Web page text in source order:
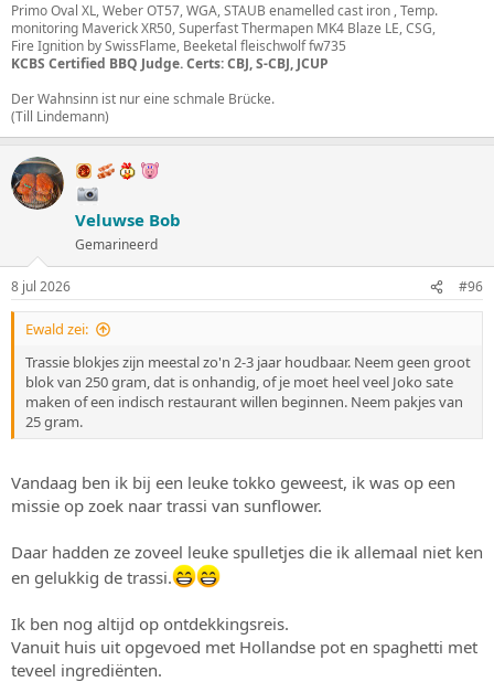
Primo Oval XL, Weber OT57, WGA, STAUB enamelled cast iron , Temp.
monitoring Maverick XR50, Superfast Thermapen MK4 Blaze LE, CSG,
Fire Ignition by SwissFlame, Beeketal fleischwolf fw735
KCBS Certified BBQ Judge. Certs: CBJ, S-CBJ, JCUP
Der Wahnsinn ist nur eine schmale Brücke.
(Till Lindemann)
Veluwse Bob
Gemarineerd
8 jul 2026 #96
Ewald zei:
Trassie blokjes zijn meestal zo'n 2-3 jaar houdbaar. Neem geen groot
blok van 250 gram, dat is onhandig, of je moet heel veel Joko sate
maken of een indisch restaurant willen beginnen. Neem pakjes van
25 gram.
Vandaag ben ik bij een leuke tokko geweest, ik was op een
missie op zoek naar trassi van sunflower.
Daar hadden ze zoveel leuke spulletjes die ik allemaal niet ken
en gelukkig de trassi.
Ik ben nog altijd op ontdekkingsreis.
Vanuit huis uit opgevoed met Hollandse pot en spaghetti met
teveel ingrediënten.